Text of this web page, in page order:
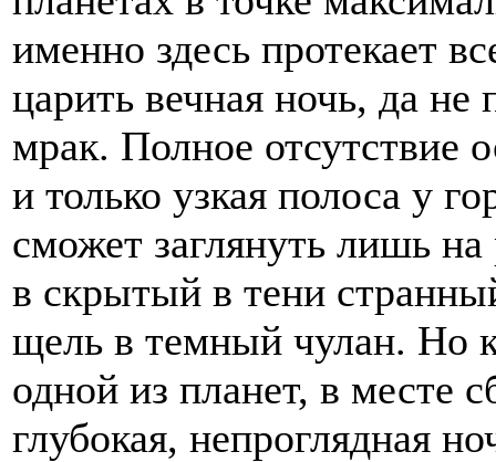
именно здесь протекает
царить вечная ночь, да
мрак. Полное отсутствие
и только узкая полоса у
сможет заглянуть лишь на
в скрытый в тени
щель в темный чулан. Но
одной из планет, в месте
глубокая, непроглядная